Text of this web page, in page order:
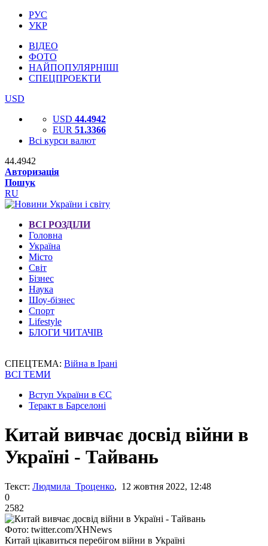
РУС
УКР
ВІДЕО
ФОТО
НАЙПОПУЛЯРНІШІ
СПЕЦПРОЕКТИ
USD
USD 44.4942
EUR 51.3366
Всі курси валют
44.4942
Авторизація
Пошук
RU
ВСІ РОЗДІЛИ
Головна
Україна
Місто
Світ
Бізнес
Наука
Шоу-бізнес
Спорт
Lifestyle
БЛОГИ ЧИТАЧІВ
СПЕЦТЕМА: Війна в Ірані
ВСІ ТЕМИ
Вступ України в ЄС
Теракт в Барселоні
Китай вивчає досвід війни в
Україні - Тайвань
Текст: Людмила Троценко, 12 жовтня 2022, 12:48
0
2582
Фото: twitter.com/XHNews
Китай цікавиться перебігом війни в Україні